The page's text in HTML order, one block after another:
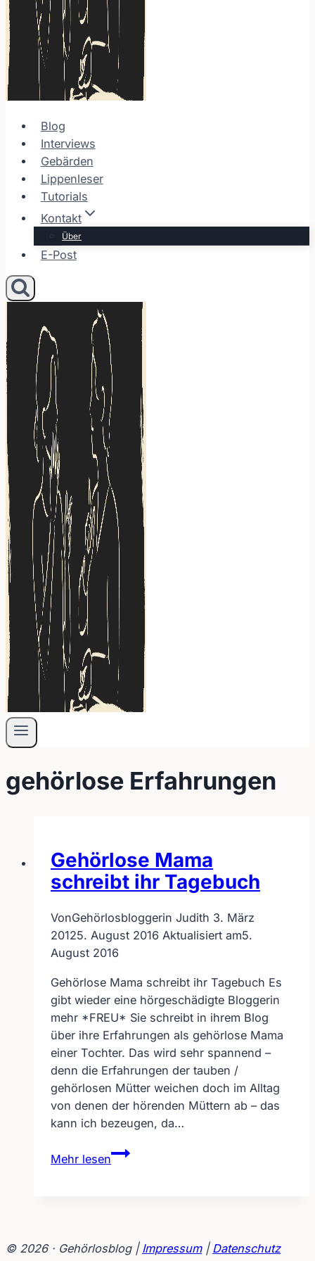
Blog
Interviews
Gebärden
Lippenleser
Tutorials
Kontakt
Über
E-Post
gehörlose Erfahrungen
Gehörlose Mama
schreibt ihr Tagebuch
VonGehörlosbloggerin Judith 3. März
20125. August 2016 Aktualisiert am5.
August 2016
Gehörlose Mama schreibt ihr Tagebuch Es
gibt wieder eine hörgeschädigte Bloggerin
mehr *FREU* Sie schreibt in ihrem Blog
über ihre Erfahrungen als gehörlose Mama
einer Tochter. Das wird sehr spannend –
denn die Erfahrungen der tauben /
gehörlosen Mütter weichen doch im Alltag
von denen der hörenden Müttern ab – das
kann ich bezeugen, da…
Mehr lesen
Gehörlose
Mama
© 2026 · Gehörlosblog | Impressum| Datenschutz